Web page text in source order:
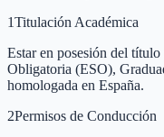
1Titulación Académica
Estar en posesión del
Obligatoria (ESO),
homologada en España.
2Permisos de Conducción